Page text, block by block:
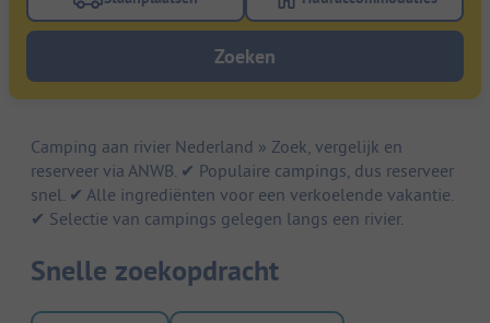
Gebruik de filterknop staanplaatsen om te zoeken
Gebruik de
Zoeken
Camping aan rivier Nederland » Zoek, vergelijk en
reserveer via ANWB. ✔ Populaire campings, dus reserveer
snel. ✔ Alle ingrediënten voor een verkoelende vakantie.
✔ Selectie van campings gelegen langs een rivier.
Snelle zoekopdracht